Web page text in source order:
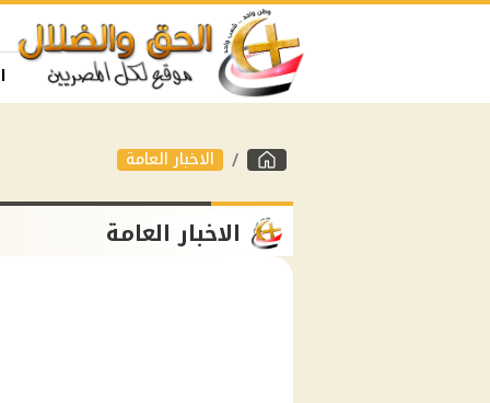
الاخبار العامة
الاخبار العامة